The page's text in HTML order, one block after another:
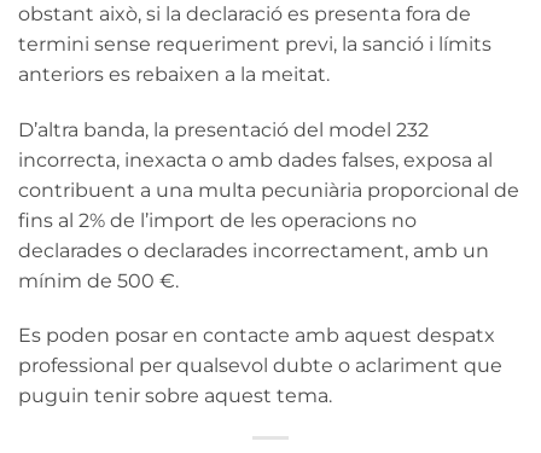
obstant això, si la declaració es presenta fora de
termini sense requeriment previ, la sanció i límits
anteriors es rebaixen a la meitat.
D’altra banda, la presentació del model 232
incorrecta, inexacta o amb dades falses, exposa al
contribuent a una multa pecuniària proporcional de
fins al 2% de l’import de les operacions no
declarades o declarades incorrectament, amb un
mínim de 500 €.
Es poden posar en contacte amb aquest despatx
professional per qualsevol dubte o aclariment que
puguin tenir sobre aquest tema.